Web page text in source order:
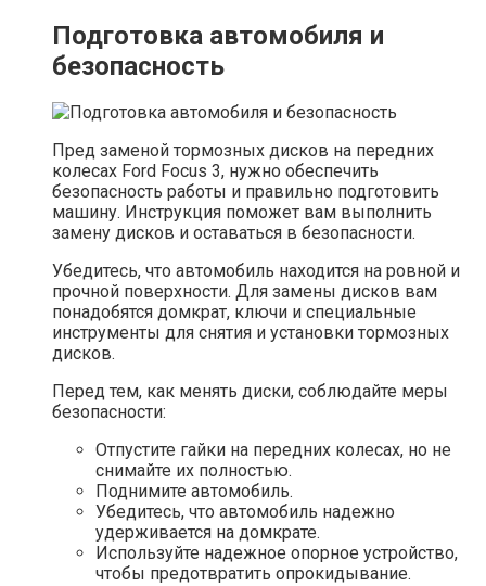
Подготовка автомобиля и
безопасность
Пред заменой тормозных дисков на передних
колесах Ford Focus 3, нужно обеспечить
безопасность работы и правильно подготовить
машину. Инструкция поможет вам выполнить
замену дисков и оставаться в безопасности.
Убедитесь, что автомобиль находится на ровной и
прочной поверхности. Для замены дисков вам
понадобятся домкрат, ключи и специальные
инструменты для снятия и установки тормозных
дисков.
Перед тем, как менять диски, соблюдайте меры
безопасности:
Отпустите гайки на передних колесах, но не
снимайте их полностью.
Поднимите автомобиль.
Убедитесь, что автомобиль надежно
удерживается на домкрате.
Используйте надежное опорное устройство,
чтобы предотвратить опрокидывание.